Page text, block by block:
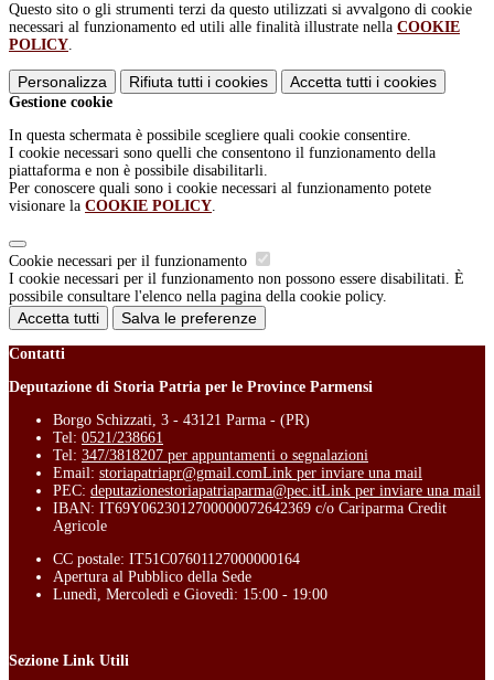
Questo sito o gli strumenti terzi da questo utilizzati si avvalgono di cookie
necessari al funzionamento ed utili alle finalità illustrate nella COOKIE
POLICY.
Personalizza Rifiuta tutti i cookies Accetta tutti i cookies
Gestione cookie
In questa schermata è possibile scegliere quali cookie consentire.
I cookie necessari sono quelli che consentono il funzionamento della
piattaforma e non è possibile disabilitarli.
Per conoscere quali sono i cookie necessari al funzionamento potete
visionare la COOKIE POLICY.
Cookie necessari per il funzionamento
I cookie necessari per il funzionamento non possono essere disabilitati. È
possibile consultare l'elenco nella pagina della cookie policy.
Accetta tutti Salva le preferenze
Contatti
Deputazione di Storia Patria per le Province Parmensi
Borgo Schizzati, 3 - 43121 Parma - (PR)
Tel: 0521/238661
Tel: 347/3818207 per appuntamenti o segnalazioni
Email: storiapatriapr@gmail.comLink per inviare una mail
PEC: deputazionestoriapatriaparma@pec.itLink per inviare una mail
IBAN: IT69Y0623012700000072642369 c/o Cariparma Credit
Agricole
CC postale: IT51C07601127000000164
Apertura al Pubblico della Sede
Lunedì, Mercoledì e Giovedì: 15:00 - 19:00
Sezione Link Utili